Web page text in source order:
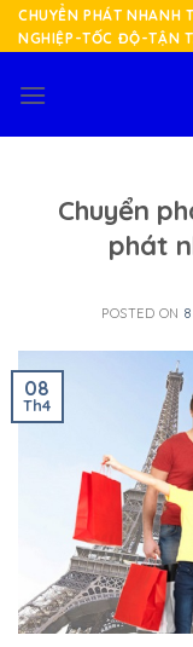
Skip
to
CHUYỂN PHÁT NHANH
NGHIỆP-TỐC ĐỘ-TẬN
Chuyển
phát
POSTED ON
08
Th4